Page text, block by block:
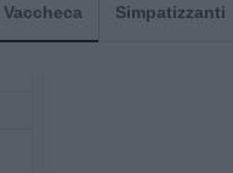
Vaccheca Simpatizzanti